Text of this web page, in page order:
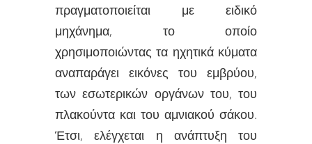
πραγματοποιείται με ειδικό
μηχάνημα, το οποίο
χρησιμοποιώντας τα ηχητικά κύματα
αναπαράγει εικόνες του εμβρύου,
των εσωτερικών οργάνων του, του
πλακούντα και του αμνιακού σάκου.
Έτσι, ελέγχεται η ανάπτυξη του